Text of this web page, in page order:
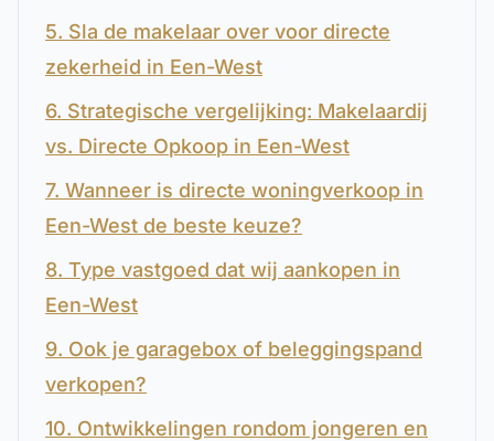
5. Sla de makelaar over voor directe
zekerheid in Een-West
6. Strategische vergelijking: Makelaardij
vs. Directe Opkoop in Een-West
7. Wanneer is directe woningverkoop in
Een-West de beste keuze?
8. Type vastgoed dat wij aankopen in
Een-West
9. Ook je garagebox of beleggingspand
verkopen?
10. Ontwikkelingen rondom jongeren en